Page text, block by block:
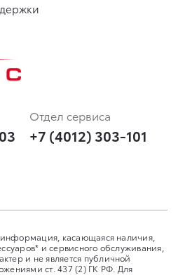
Отдел сервиса
+7 (4012) 303-101
информация, касающаяся наличия,
и сервисного обслуживания,
и не является публичной
ст. 437 (2) ГК РФ. Для